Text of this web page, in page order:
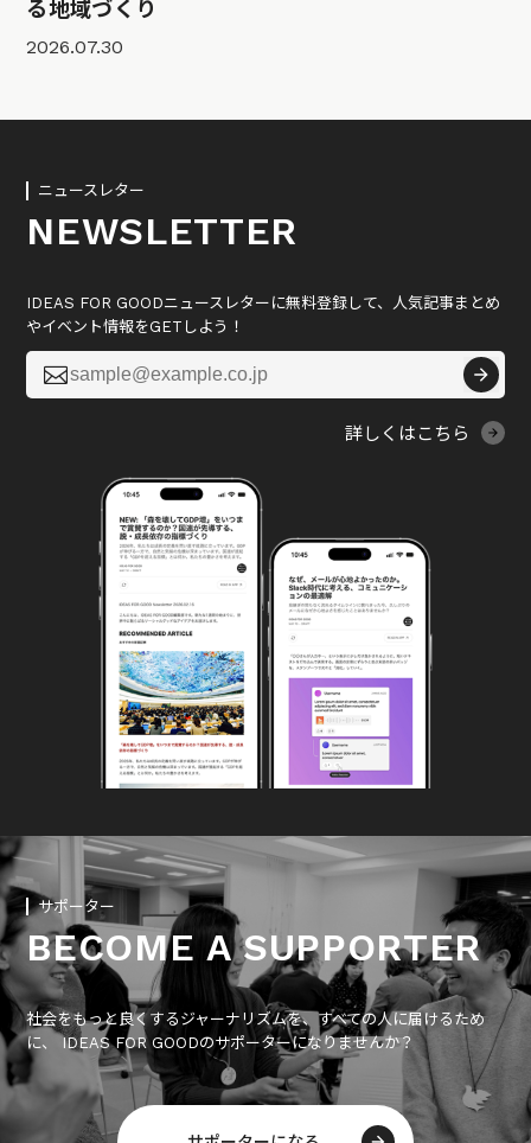
る地域づくり
2026.07.30
ニュースレター
NEWSLETTER
IDEAS FOR GOODニュースレターに無料登録して、人気記事まとめ
やイベント情報をGETしよう！

詳しくはこちら
サポーター
BECOME A SUPPORTER
社会をもっと良くするジャーナリズムを、すべての人に届けるため
に、 IDEAS FOR GOODのサポーターになりませんか？